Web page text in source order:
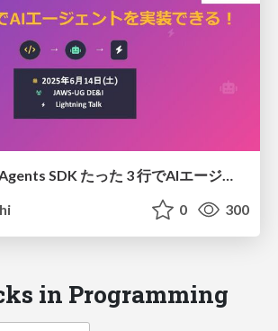
AWS Strands Agents SDK たった 3 行でAIエージェントを実装できる！
0 300
in Programming